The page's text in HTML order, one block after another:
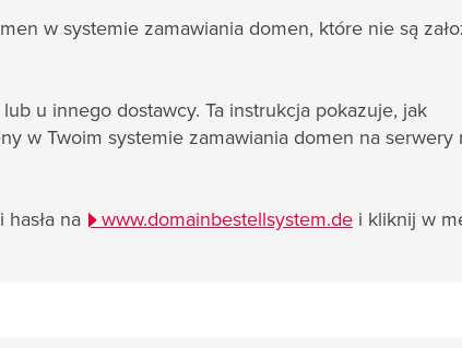
w systemie zamawiania domen, które nie są
u innego dostawcy. Ta instrukcja pokazuje, jak
w Twoim systemie zamawiania domen na serwery
na www.domainbestellsystem.de i kliknij w